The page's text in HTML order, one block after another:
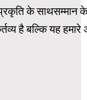
के साथसम्मान के
है बल्कि यह